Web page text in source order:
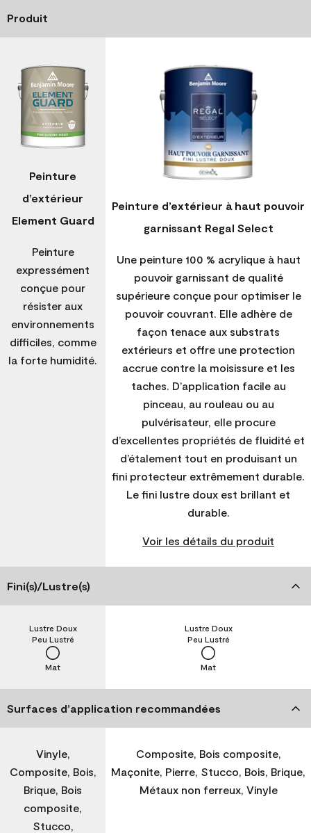
Produit
Peinture
d’extérieur
Element Guard
Peinture
expressément
conçue pour
résister aux
environnements
difficiles, comme
la forte humidité.
Peinture d’extérieur à haut pouvoir
garnissant Regal Select
Une peinture 100 % acrylique à haut
pouvoir garnissant de qualité
supérieure conçue pour optimiser le
pouvoir couvrant. Elle adhère de
façon tenace aux substrats
extérieurs et offre une protection
accrue contre la moisissure et les
taches. D’application facile au
pinceau, au rouleau ou au
pulvérisateur, elle procure
d’excellentes propriétés de fluidité et
d’étalement tout en produisant un
fini protecteur extrêmement durable.
Le fini lustre doux est brillant et
durable.
Voir les détails du produit
Fini(s)/Lustre(s)
Mat
Peu Lustré
Lustre Doux
Mat
Peu Lustré
Lustre Doux
Surfaces d’application recommandées
Vinyle,
Composite, Bois,
Brique, Bois
composite,
Stucco,
Composite, Bois composite,
Maçonite, Pierre, Stucco, Bois, Brique,
Métaux non ferreux, Vinyle